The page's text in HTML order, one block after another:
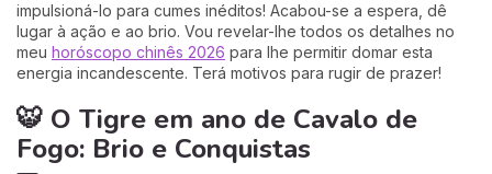
impulsioná-lo para cumes inéditos! Acabou-se a espera, dê
lugar à ação e ao brio. Vou revelar-lhe todos os detalhes no
meu horóscopo chinês 2026 para lhe permitir domar esta
energia incandescente. Terá motivos para rugir de prazer!
🐯 O Tigre em ano de Cavalo de
Fogo: Brio e Conquistas